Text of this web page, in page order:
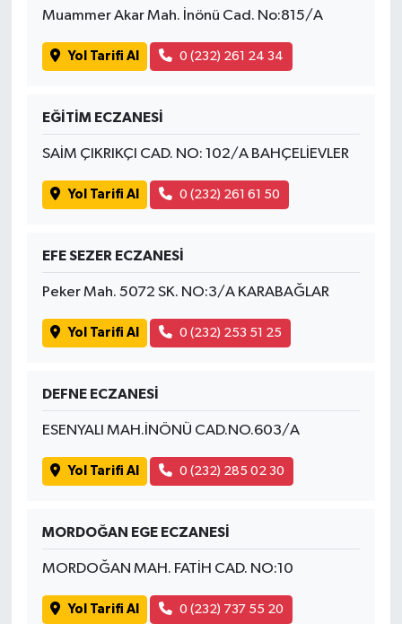
Muammer Akar Mah. İnönü Cad. No:815/A
Yol Tarifi Al 0 (232) 261 24 34
EĞİTİM ECZANESİ
SAİM ÇIKRIKÇI CAD. NO: 102/A BAHÇELİEVLER
Yol Tarifi Al 0 (232) 261 61 50
EFE SEZER ECZANESİ
Peker Mah. 5072 SK. NO:3/A KARABAĞLAR
Yol Tarifi Al 0 (232) 253 51 25
DEFNE ECZANESİ
ESENYALI MAH.İNÖNÜ CAD.NO.603/A
Yol Tarifi Al 0 (232) 285 02 30
MORDOĞAN EGE ECZANESİ
MORDOĞAN MAH. FATİH CAD. NO:10
Yol Tarifi Al 0 (232) 737 55 20